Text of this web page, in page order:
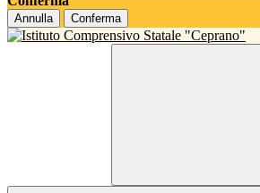
Annulla Conferma